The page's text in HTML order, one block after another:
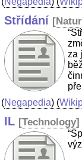
Střídání [
za
(Negapedia) (
IL [Technology]